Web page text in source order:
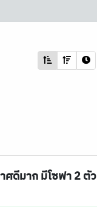
ศดีมาก มีโซฟา 2 ตัว